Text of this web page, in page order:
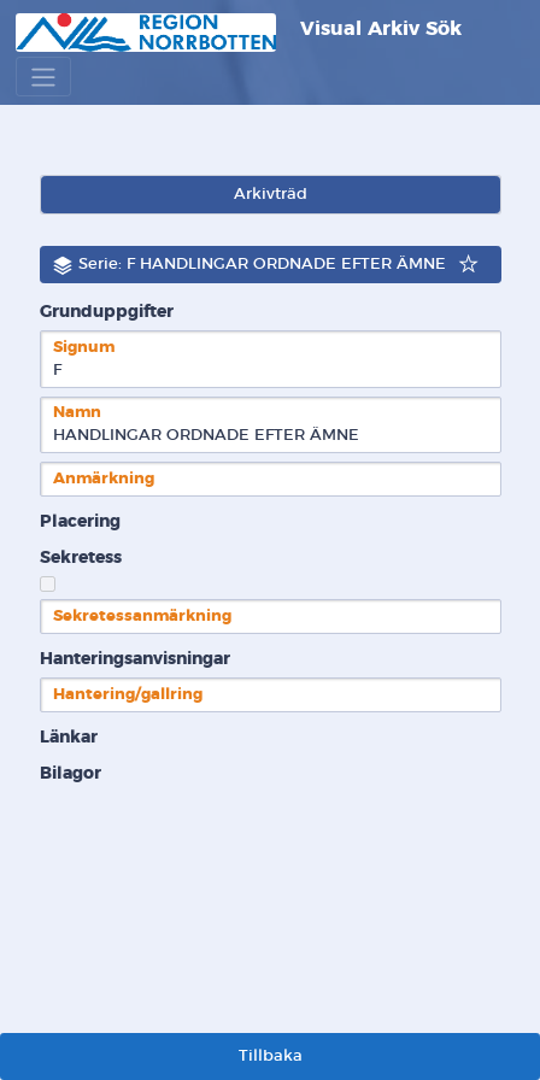
Visual Arkiv Sök
Arkivträd
Serie: F HANDLINGAR ORDNADE EFTER ÄMNE
Grunduppgifter
Signum
F
Namn
HANDLINGAR ORDNADE EFTER ÄMNE
Anmärkning
Placering
Sekretess
Sekretessanmärkning
Hanteringsanvisningar
Hantering/gallring
Länkar
Bilagor
Tillbaka